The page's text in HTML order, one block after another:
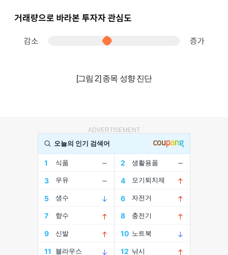
[그림 2] 종목 성향 진단
ADVERTISEMENT